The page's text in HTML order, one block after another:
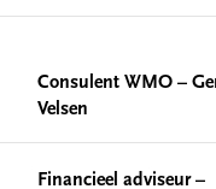
Consulent WMO –
Velsen
Financieel adviseur –